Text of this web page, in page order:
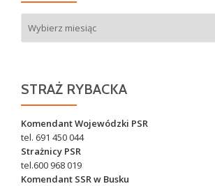
STRAŻ RYBACKA
Komendant Wojewódzki PSR
tel. 691 450 044
Strażnicy PSR
tel.600 968 019
Komendant SSR w Busku